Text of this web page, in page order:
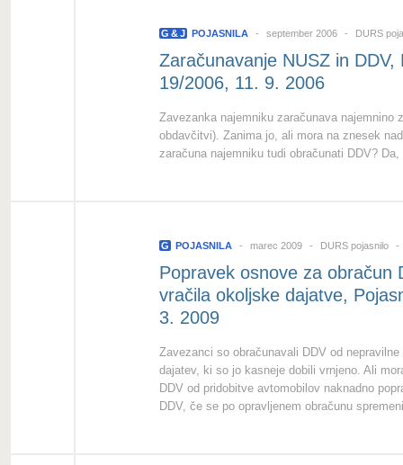
G &J POJASNILA september 2006 DURS
Zaračunavanje NUSZ in
19/2006, 11. 9. 2006
Zavezanka najemniku zaračunava najemnino
obdavčitvi). Zanima jo, ali mora na znesek
zaračuna najemniku tudi obračunati DDV?
G POJASNILA marec 2009 DURS pojasnilo
Popravek osnove za obračun
vračila okoljske dajatve,
3. 2009
Zavezanci so obračunavali DDV od
dajatev, ki so jo kasneje dobili vrnjeno. Ali
DDV od pridobitve avtomobilov naknadno
DDV, če se po opravljenem obračunu